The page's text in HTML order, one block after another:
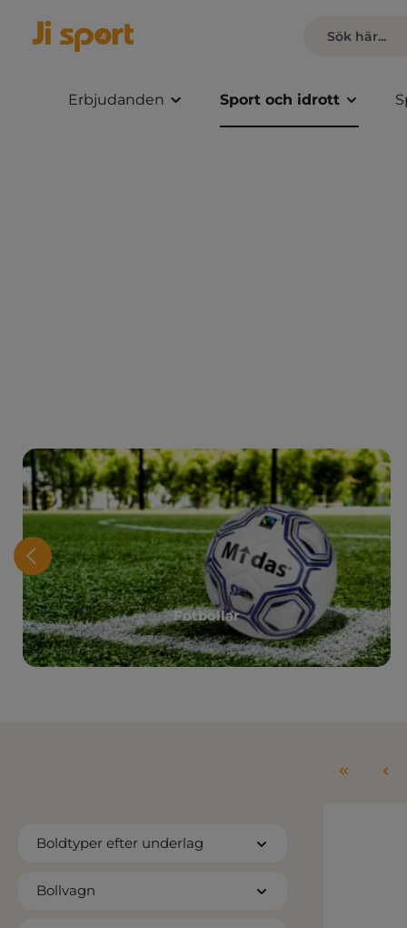
Erbjudanden Sport och idrott
Fotbollar
Boldtyper efter underlag
Bollvagn